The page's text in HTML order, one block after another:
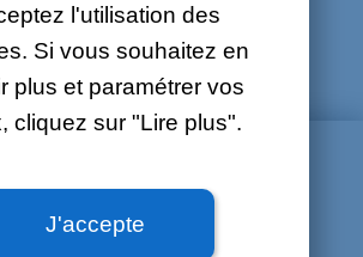
l'utilisation des
Si vous souhaitez en
plus et paramétrer vos
cliquez sur "Lire plus".
J'accepte